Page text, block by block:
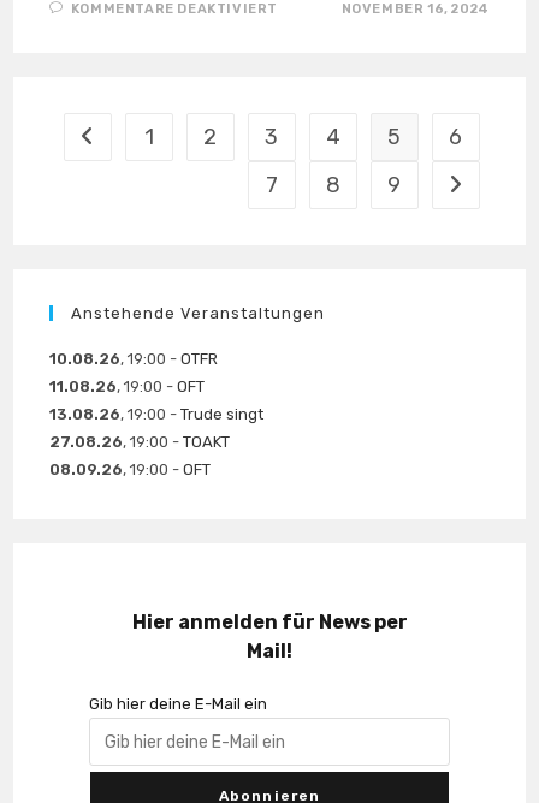
KOMMENTARE DEAKTIVIERT NOVEMBER 16, 2024
Zur vorherigen Seite
1 2 3 4 5
6
7
8 9 Zur
Anstehende Veranstaltungen
10.08.26, 19:00 -OTFR
11.08.26, 19:00 -OFT
13.08.26, 19:00 -Trude singt
27.08.26, 19:00 -TOAKT
08.09.26, 19:00 -OFT
Hier anmelden für News per
Mail!
Gib hier deine E-Mail ein